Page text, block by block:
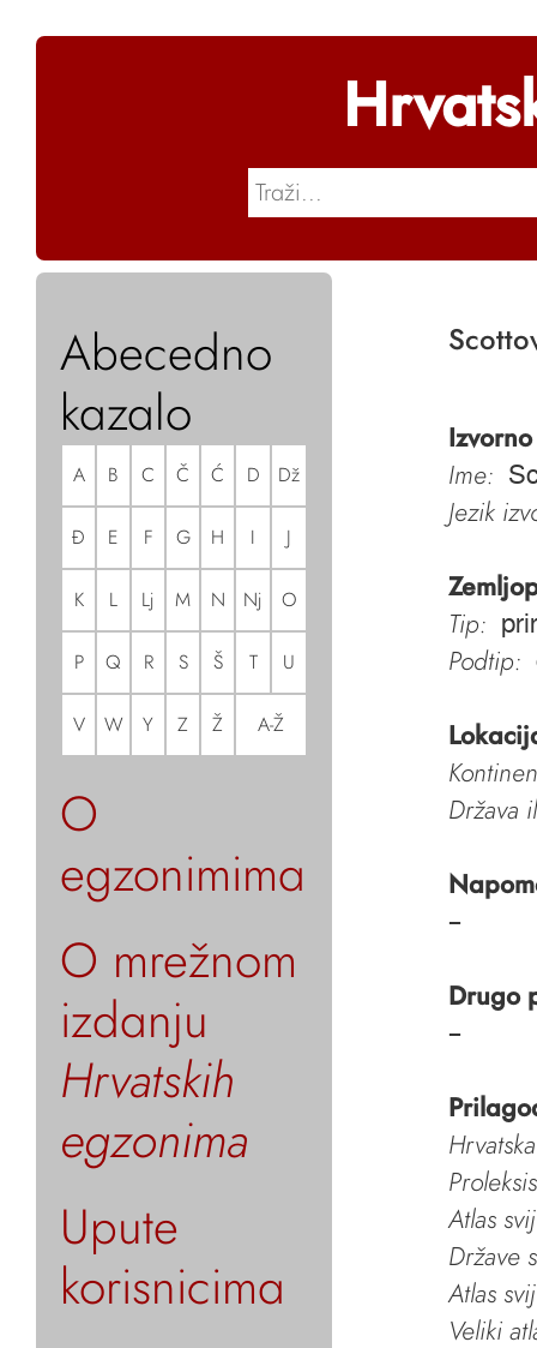
Abecedno
kazalo
A B C Č Ć D Dž
Đ E F G H I J
K L Lj M N Nj O
P Q R S Š T U
V W Y Z Ž A-Ž
O
egzonimima
O mrežnom
izdanju
Hrvatskih
egzonima
Upute
korisnicima
Ime:
Jezik
Tip:
Podtip:
Država
–
Drugo
–
Atlas
Države
Atlas
Veliki